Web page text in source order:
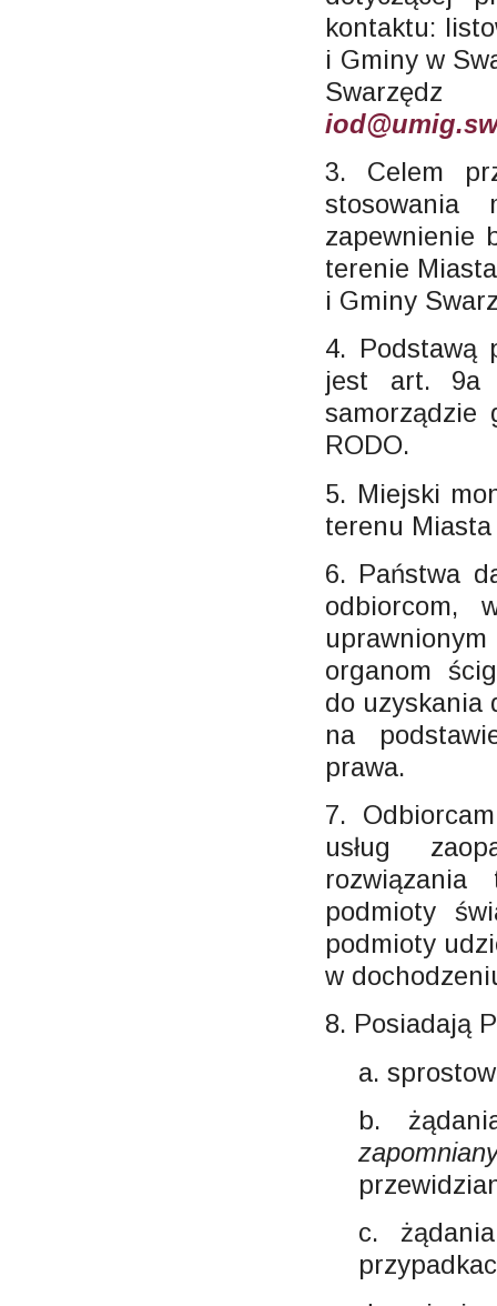
kontaktu:
i Gminy w
3. Celem
stosowania
zapewnienie
terenie Miasta
i Gminy
4. Podstawą
jest art. 9a
RODO.
5. Miejski
terenu
6. Państwa
odbiorcom,
organom
do uzyskania
na
prawa.
7.
usług
rozwiązania
podmioty
podmioty
w
8. Posiadają
a.
b.
c.